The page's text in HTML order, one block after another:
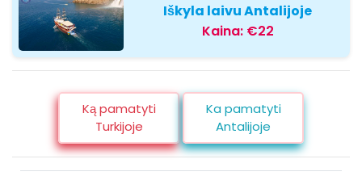
Iškyla laivu Antalijoje
Kaina: €22
Ką pamatyti
Turkijoje
Ka pamatyti
Antalijoje